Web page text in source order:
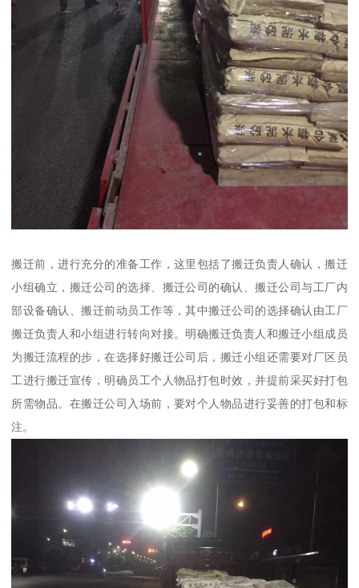
搬迁前，进行充分的准备工作，这里包括了搬迁负责人确认，搬迁
小组确立，搬迁公司的选择、搬迁公司的确认、搬迁公司与工厂内
部设备确认、搬迁前动员工作等，其中搬迁公司的选择确认由工厂
搬迁负责人和小组进行转向对接。明确搬迁负责人和搬迁小组成员
为搬迁流程的步，在选择好搬迁公司后，搬迁小组还需要对厂区员
工进行搬迁宣传，明确员工个人物品打包时效，并提前采买好打包
所需物品。在搬迁公司入场前，要对个人物品进行妥善的打包和标
注。